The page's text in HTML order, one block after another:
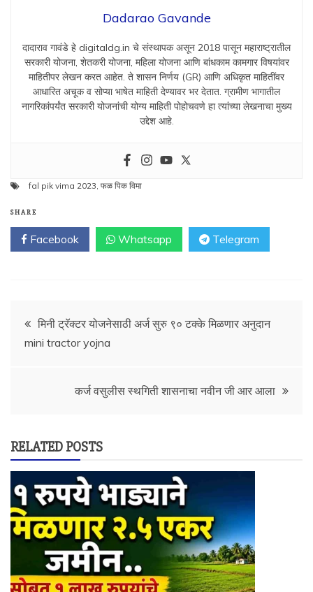
Dadarao Gavande
दादाराव गावंडे हे digitaldg.in चे संस्थापक असून 2018 पासून महाराष्ट्रातील
सरकारी योजना, शेतकरी योजना, महिला योजना आणि बांधकाम कामगार विषयांवर
माहितीपर लेखन करत आहेत. ते शासन निर्णय (GR) आणि अधिकृत माहितींवर
आधारित अचूक व सोप्या भाषेत माहिती देण्यावर भर देतात. ग्रामीण भागातील
नागरिकांपर्यंत सरकारी योजनांची योग्य माहिती पोहोचवणे हा त्यांच्या लेखनाचा मुख्य
उद्देश आहे.
fal pik vima 2023, फळ पिक विमा
SHARE
Facebook Whatsapp Telegram
Post
navigation
मिनी ट्रॅक्टर योजनेसाठी अर्ज सुरु ९० टक्के मिळणार अनुदान
mini tractor yojna
कर्ज वसुलीस स्थगिती शासनाचा नवीन जी आर आला
RELATED POSTS